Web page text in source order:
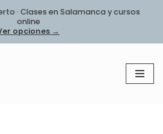
· Clases en Salamanca y cursos
online
opciones →